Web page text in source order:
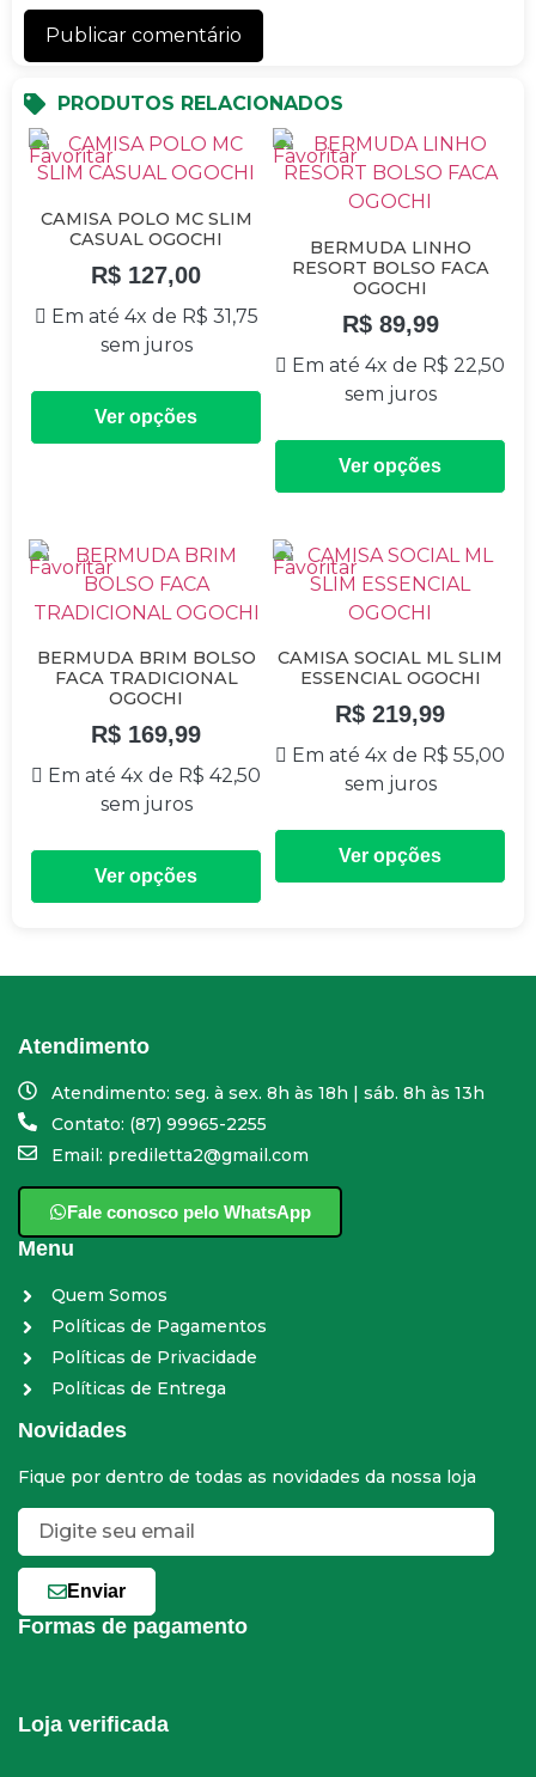
PRODUTOS RELACIONADOS
CAMISA POLO MC SLIM
CASUAL OGOCHI
R$ 127,00
Em até 4x de R$ 31,75
sem juros
Ver opções
BERMUDA LINHO
RESORT BOLSO FACA
OGOCHI
R$89,99
Em até 4x de R$ 22,50
sem juros
Ver opções
BERMUDA BRIM BOLSO
FACA TRADICIONAL
OGOCHI
R$ 169,99
Em até 4x de R$ 42,50
sem juros
Ver opções
CAMISA SOCIAL ML SLIM
ESSENCIAL OGOCHI
R$ 219,99
Em até 4x de R$ 55,00
sem juros
Ver opções
Atendimento
Atendimento: seg. à sex. 8h às 18h | sáb. 8h às 13h
Contato: (87) 99965-2255
Email: prediletta2@gmail.com
Fale conosco pelo WhatsApp
Menu
Quem Somos
Políticas de Pagamentos
Políticas de Privacidade
Políticas de Entrega
Novidades
Fique por dentro de todas as novidades da nossa loja
Enviar
Formas de pagamento
Loja verificada